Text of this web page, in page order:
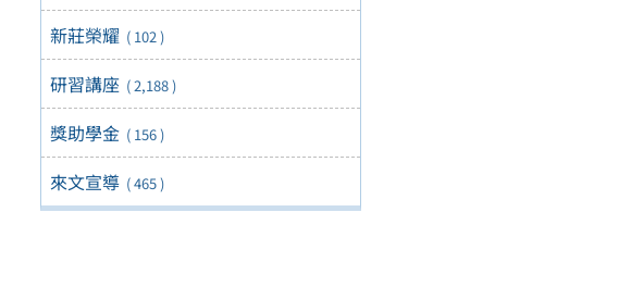
新莊榮耀 ( 102 )
研習講座 ( 2,188 )
獎助學金 ( 156 )
來文宣導 ( 465 )